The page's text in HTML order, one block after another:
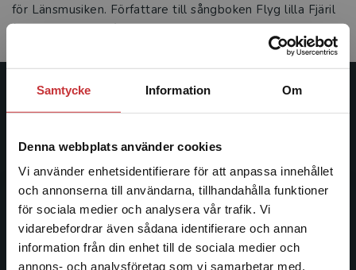
Samtycke Information Om
Denna webbplats använder cookies
Vi använder enhetsidentifierare för att anpassa innehållet
och annonserna till användarna, tillhandahålla funktioner
för sociala medier och analysera vår trafik. Vi
vidarebefordrar även sådana identifierare och annan
information från din enhet till de sociala medier och
annons- och analysföretag som vi samarbetar med.
Begränsad fraktregion
för Länsmusiken. Författare till sångboken Flyg lilla Fjäril
(Frister Lind 1999).
Studentlitteratur
Studentlitteratur grundades 1963 och är idag Sveriges
ledande utbildningsförlag. Med läromedel, kurslitteratur,
facklitteratur, utbildningar och digitala
informationstjänster i utbudet, finns Studentlitteratur med
längs hela kunskapsresan.
Kontakta oss